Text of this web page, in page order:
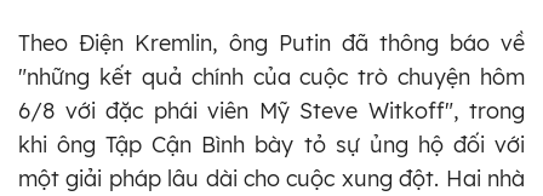
Theo Điện Kremlin, ông Putin đã thông báo về
"những kết quả chính của cuộc trò chuyện hôm
6/8 với đặc phái viên Mỹ Steve Witkoff", trong
khi ông Tập Cận Bình bày tỏ sự ủng hộ đối với
một giải pháp lâu dài cho cuộc xung đột. Hai nhà